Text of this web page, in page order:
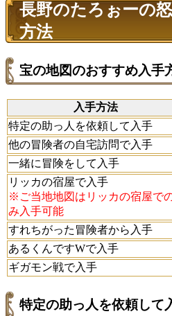
長野のたろぉーの
方法
宝の地図のおすすめ入手
入手方法
特定の助っ人を依頼して入手
他の冒険者の自宅訪問で入手
一緒に冒険をして入手
リッカの宿屋で入手
※ご当地地図はリッカの宿屋で
み入手可能
すれちがった冒険者から入手
あるくんですWで入手
ギガモン戦で入手
特定の助っ人を依頼して